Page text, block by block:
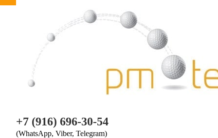
+7 (916) 696-30-54
(WhatsApp, Viber, Telegram)